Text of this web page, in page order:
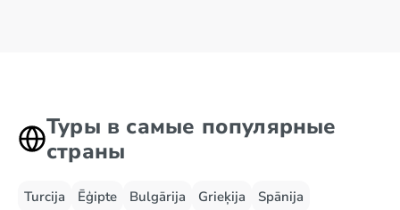
Туры в самые популярные
страны
Turcija Ēģipte Bulgārija Grieķija
Spānija